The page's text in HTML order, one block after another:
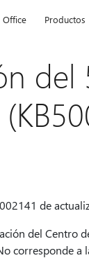
Office Productos
de
del Centro
corresponde a